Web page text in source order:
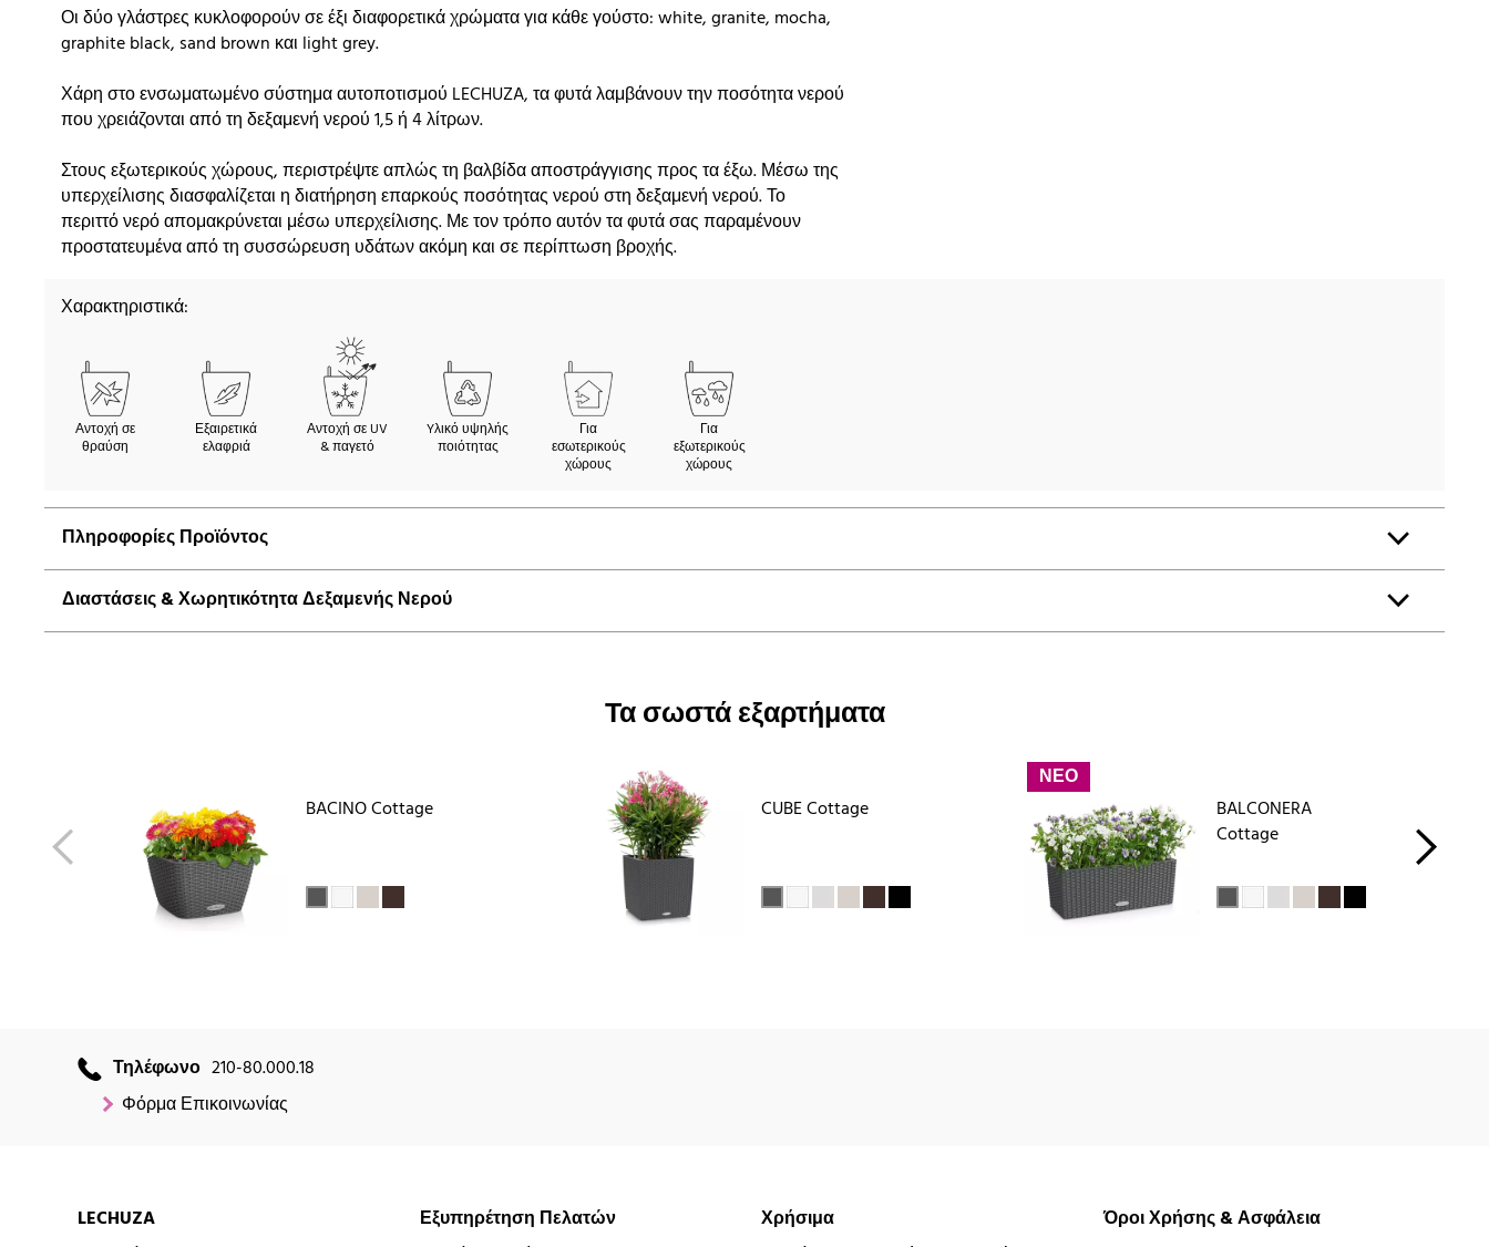
Οι δύο γλάστρες κυκλοφορούν σε έξι διαφορετικά χρώματα για κάθε γούστο: white, granite, mocha,
graphite black, sand brown και light grey.
Χάρη στο ενσωματωμένο σύστημα αυτοποτισμού LECHUZA, τα φυτά λαμβάνουν την ποσότητα νερού
που χρειάζονται από τη δεξαμενή νερού 1,5 ή 4 λίτρων.
Στους εξωτερικούς χώρους, περιστρέψτε απλώς τη βαλβίδα αποστράγγισης προς τα έξω. Μέσω της
υπερχείλισης διασφαλίζεται η διατήρηση επαρκούς ποσότητας νερού στη δεξαμενή νερού. Το
περιττό νερό απομακρύνεται μέσω υπερχείλισης. Με τον τρόπο αυτόν τα φυτά σας παραμένουν
προστατευμένα από τη συσσώρευση υδάτων ακόμη και σε περίπτωση βροχής.
Χαρακτηριστικά:
Αντοχή σε
θραύση
Εξαιρετικά
ελαφριά
Αντοχή σε UV
& παγετό
Yλικό υψηλής
ποιότητας
Για
εσωτερικούς
χώρους
Για
εξωτερικούς
χώρους
Πληροφορίες Προϊόντος
Διαστάσεις & Χωρητικότητα Δεξαμενής Νερού
Τα σωστά εξαρτήματα
BACINO Cottage CUBE Cottage
ΝΕΟ
BALCONERA
Cottage
Τηλέφωνο 210-80.000.18
Φόρμα Επικοινωνίας
LECHUZA
Εξυπηρέτηση Πελατών
Χρήσιμα
Όροι Χρήσης & Ασφάλεια